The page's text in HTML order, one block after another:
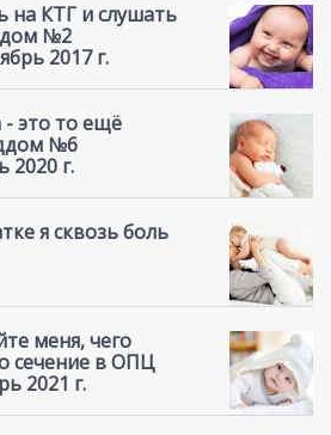
на КТГ и слушать
№2
2017 г.
- это то ещё
№6
2020 г.
я сквозь боль
меня, чего
сечение в ОПЦ
2021 г.